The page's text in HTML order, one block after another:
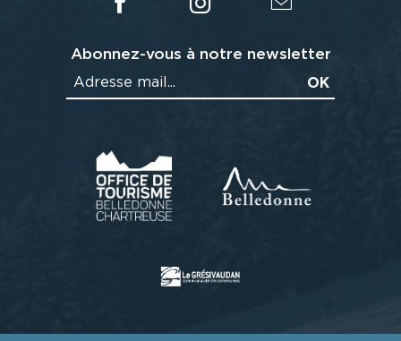
Abonnez-vous à notre newsletter